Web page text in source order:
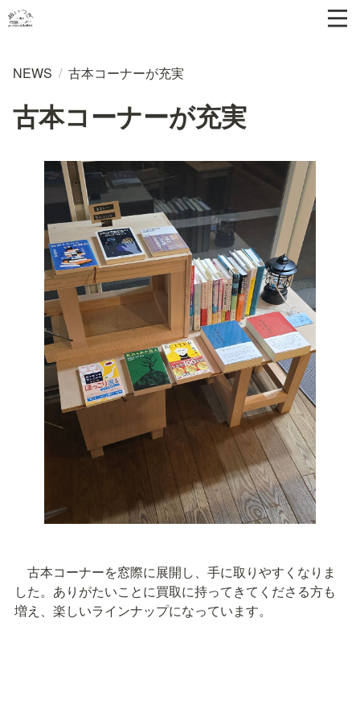
NEWS / 古本コーナーが充実
古本コーナーが充実
古本コーナーを窓際に展開し、手に取りやすくなりま
した。ありがたいことに買取に持ってきてくださる方も
増え、楽しいラインナップになっています。